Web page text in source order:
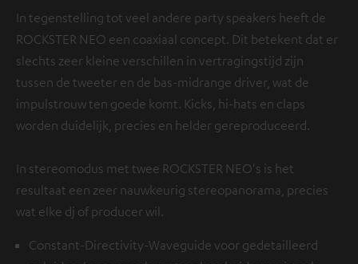
In tegenstelling tot veel andere party speakers heeft de
ROCKSTER NEO een coaxiaal concept. Dit betekent dat er
slechts zeer kleine verschillen in vertragingstijd zijn
tussen de tweeter en de bas-midrange driver, wat de
impulstrouw ten goede komt. Kicks, hi-hats en claps
worden duidelijk, precies en helder gereproduceerd.
In stereomodus met twee ROCKSTER NEO's is het
resultaat een zeer nauwkeurig stereopanorama, precies
wat elke dj of producer wil.
Constant-Directivity-Waveguide voor gedetailleerd